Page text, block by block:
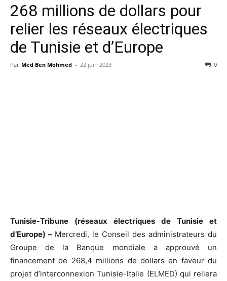
268 millions de dollars pour
relier les réseaux électriques
de Tunisie et d’Europe
Par Med Ben Mohmed - 22 juin 2023 0
Tunisie-Tribune (réseaux électriques de Tunisie et
d’Europe) – Mercredi, le Conseil des administrateurs du
Groupe de la Banque mondiale a approuvé un
financement de 268,4 millions de dollars en faveur du
projet d’interconnexion Tunisie-Italie (ELMED) qui reliera